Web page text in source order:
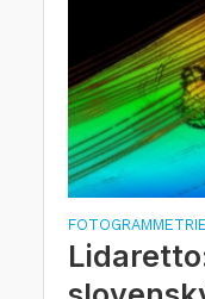
FOTOGRAMMETRIE